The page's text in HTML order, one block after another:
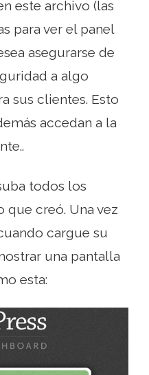
este archivo (las
para ver el panel
asegurarse de
a algo
sus clientes. Esto
accedan a la
todos los
que creó. Una vez
cargue su
una pantalla
esta: